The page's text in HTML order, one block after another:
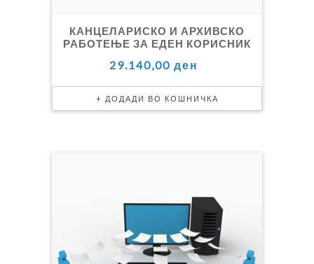
КАНЦЕЛАРИСКО И АРХИВСКО
РАБОТЕЊЕ ЗА ЕДЕН КОРИСНИК
29.140,00 ден